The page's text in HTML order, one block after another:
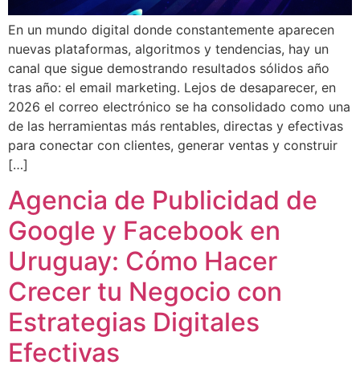
En un mundo digital donde constantemente aparecen
nuevas plataformas, algoritmos y tendencias, hay un
canal que sigue demostrando resultados sólidos año
tras año: el email marketing. Lejos de desaparecer, en
2026 el correo electrónico se ha consolidado como una
de las herramientas más rentables, directas y efectivas
para conectar con clientes, generar ventas y construir
[…]
Agencia de Publicidad de
Google y Facebook en
Uruguay: Cómo Hacer
Crecer tu Negocio con
Estrategias Digitales
Efectivas